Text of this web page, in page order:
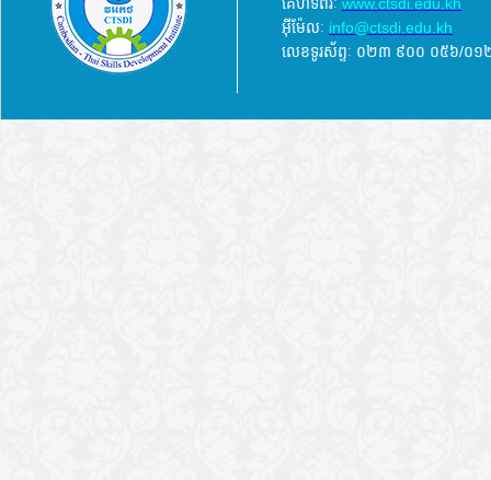
អ៊ីម៉ែលៈ info@ctsdi.edu.kh​
លេខទូរស័ព្ទៈ ០២៣ ៩០០ ០៥៦/